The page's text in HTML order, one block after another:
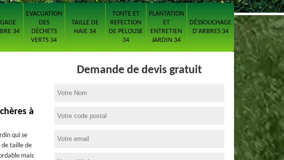
34
EVACUATION
DES
DÉCHETS
VERTS 34
TAILLE DE
HAIE 34
TONTE ET
REFECTION
DE PELOUSE
34
PLANTATION
ET
ENTRETIEN
JARDIN 34
DÉSSOUCHAGE
D'ARBRES 34
à
qui se
de taille de
mais
Demande de devis gratuit